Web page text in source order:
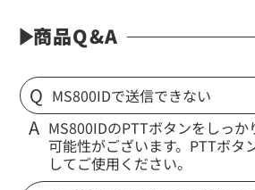
商品Q&A
MS800IDで送信できない
MS800IDのPTTボタンをしっ
可能性がございます。PTTボタ
してご使用ください。